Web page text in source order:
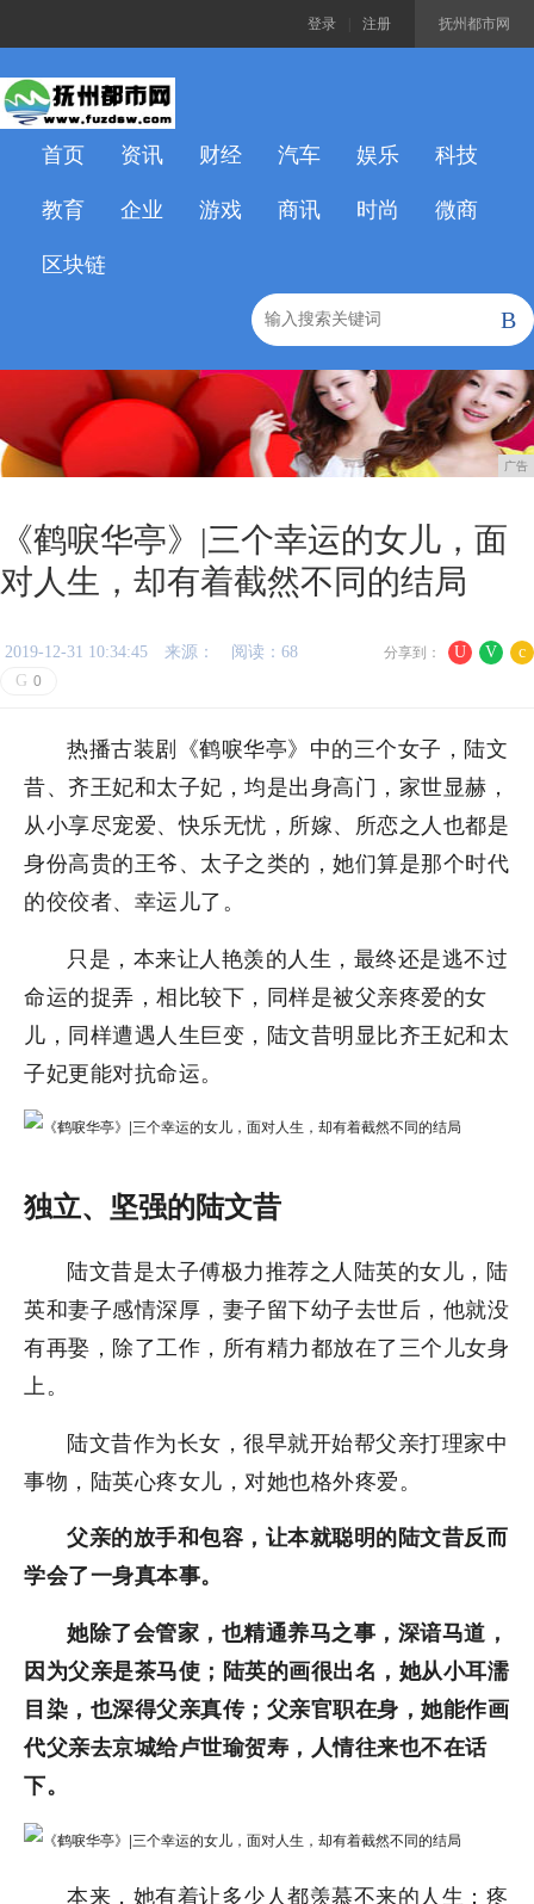
抚州都市网
登录 注册
首页 资讯 财经 汽车 娱乐 科技
教育 企业 游戏 商讯 时尚 微商
区块链
B
广告
《鹤唳华亭》|三个幸运的女儿，面
对人生，却有着截然不同的结局
U V c
分享到：
2019-12-31 10:34:45 来源：
阅读：68
G 0
热播古装剧《鹤唳华亭》中的三个女子，陆文
昔、齐王妃和太子妃，均是出身高门，家世显赫，
从小享尽宠爱、快乐无忧，所嫁、所恋之人也都是
身份高贵的王爷、太子之类的，她们算是那个时代
的佼佼者、幸运儿了。
只是，本来让人艳羡的人生，最终还是逃不过
命运的捉弄，相比较下，同样是被父亲疼爱的女
儿，同样遭遇人生巨变，陆文昔明显比齐王妃和太
子妃更能对抗命运。
独立、坚强的陆文昔
陆文昔是太子傅极力推荐之人陆英的女儿，陆
英和妻子感情深厚，妻子留下幼子去世后，他就没
有再娶，除了工作，所有精力都放在了三个儿女身
上。
陆文昔作为长女，很早就开始帮父亲打理家中
事物，陆英心疼女儿，对她也格外疼爱。
父亲的放手和包容，让本就聪明的陆文昔反而
学会了一身真本事。
她除了会管家，也精通养马之事，深谙马道，
因为父亲是茶马使；陆英的画很出名，她从小耳濡
目染，也深得父亲真传；父亲官职在身，她能作画
代父亲去京城给卢世瑜贺寿，人情往来也不在话
下。
本来，她有着让多少人都羡慕不来的人生：疼